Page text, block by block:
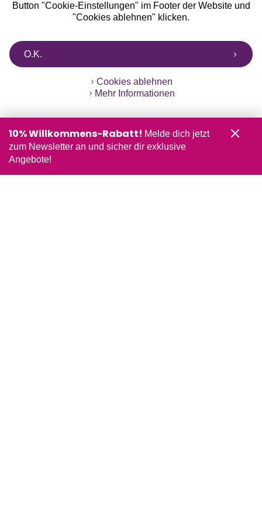
Button "Cookie-Einstellungen" im Footer der Website und
"Cookies ablehnen" klicken.
O.K.
Cookies ablehnen
Mehr Informationen
10% Willkommens-Rabatt! Melde dich jetzt
zum Newsletter an und sicher dir exklusive
Angebote!